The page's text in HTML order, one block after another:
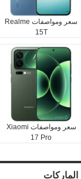
سعر ومواصفات Realme
15T
سعر ومواصفات Xiaomi
17 Pro
الماركات